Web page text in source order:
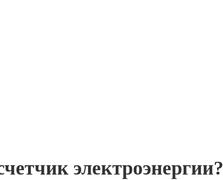
электроэнергии?